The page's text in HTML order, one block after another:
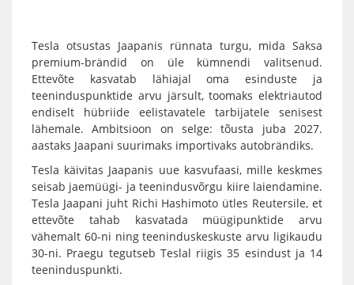
Tesla otsustas Jaapanis rünnata turgu, mida Saksa
premium-brändid on üle kümnendi valitsenud.
Ettevõte kasvatab lähiajal oma esinduste ja
teeninduspunktide arvu järsult, toomaks elektriautod
endiselt hübriide eelistavatele tarbijatele senisest
lähemale. Ambitsioon on selge: tõusta juba 2027.
aastaks Jaapani suurimaks importivaks autobrändiks.
Tesla käivitas Jaapanis uue kasvufaasi, mille keskmes
seisab jaemüügi- ja teenindusvõrgu kiire laiendamine.
Tesla Jaapani juht Richi Hashimoto ütles Reutersile, et
ettevõte tahab kasvatada müügipunktide arvu
vähemalt 60-ni ning teeninduskeskuste arvu ligikaudu
30-ni. Praegu tegutseb Teslal riigis 35 esindust ja 14
teeninduspunkti.